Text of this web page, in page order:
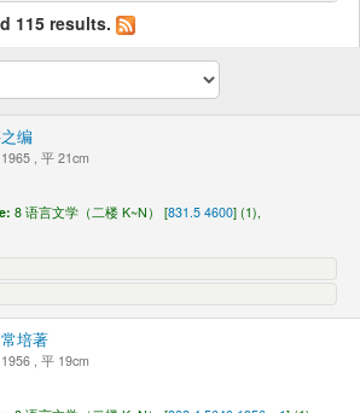
115 results.
编
, 平 21cm
8 语言文学（二楼 K~N） [831.5 4600] (1),
培著
, 平 19cm